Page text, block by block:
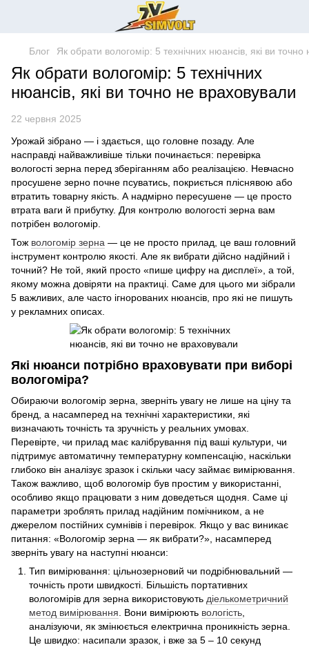
Блог Як обрати вологомір: 5 технічних нюансів, які ви
Як обрати вологомір: 5 технічних
нюансів, які ви точно не враховували
22 червня 2025
Урожай зібрано — і здається, що головне позаду. Але
насправді найважливіше тільки починається: перевірка
вологості зерна перед зберіганням або реалізацією. Невчасно
просушене зерно почне псуватись, покриється пліснявою або
втратить товарну якість. А надмірно пересушене — це просто
втрата ваги й прибутку. Для контролю вологості зерна вам
потрібен вологомір.
Тож вологомір зерна — це не просто прилад, це ваш головний
інструмент контролю якості. Але як вибрати дійсно надійний і
точний? Не той, який просто «пише цифру на дисплеї», а той,
якому можна довіряти на практиці. Саме для цього ми зібрали
5 важливих, але часто ігнорованих нюансів, про які не пишуть
у рекламних описах.
Які нюанси потрібно враховувати при виборі
вологоміра?
Обираючи вологомір зерна, зверніть увагу не лише на ціну та
бренд, а насамперед на технічні характеристики, які
визначають точність та зручність у реальних умовах.
Перевірте, чи прилад має калібрування під ваші культури, чи
підтримує автоматичну температурну компенсацію, наскільки
глибоко він аналізує зразок і скільки часу займає вимірювання.
Також важливо, щоб вологомір був простим у використанні,
особливо якщо працювати з ним доведеться щодня. Саме ці
параметри зроблять прилад надійним помічником, а не
джерелом постійних сумнівів і перевірок. Якщо у вас виникає
питання: «Вологомір зерна — як вибрати?», насамперед
зверніть увагу на наступні нюанси:
Тип вимірювання: цільнозерновий чи подрібнювальний —
точність проти швидкості. Більшість портативних
вологомірів для зерна використовують діелькометричний
метод вимірювання . Вони вимірюють вологість
аналізуючи, як змінюється електрична проникність зерна.
Це швидко: насипали зразок, і вже за 5 – 10 секунд